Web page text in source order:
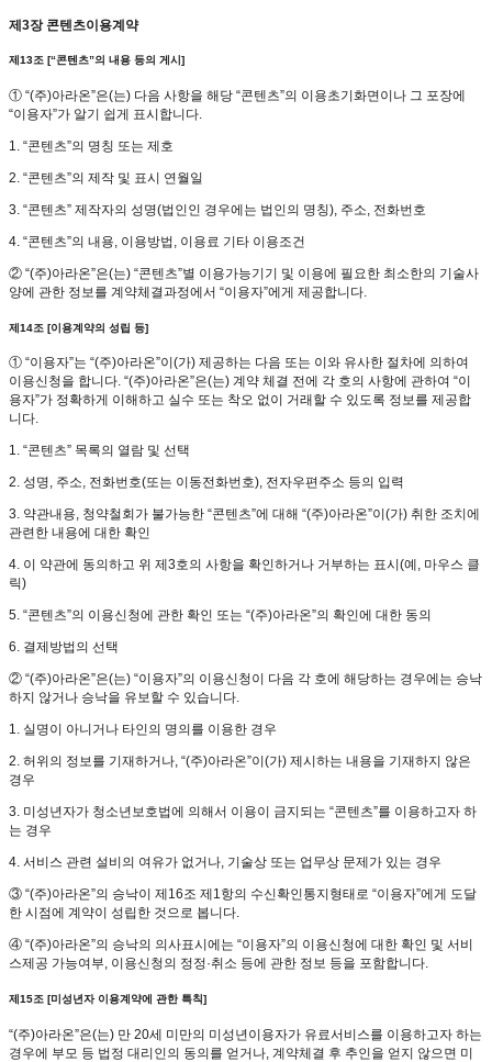
제3장 콘텐츠이용계약
제13조 [“콘텐츠”의 내용 등의 게시]
① “(주)아라온”은(는) 다음 사항을 해당 “콘텐츠”의 이용초기화면이나 그 포장에
“이용자”가 알기 쉽게 표시합니다.
1. “콘텐츠”의 명칭 또는 제호
2. “콘텐츠”의 제작 및 표시 연월일
3. “콘텐츠” 제작자의 성명(법인인 경우에는 법인의 명칭), 주소, 전화번호
4. “콘텐츠”의 내용, 이용방법, 이용료 기타 이용조건
② “(주)아라온”은(는) “콘텐츠”별 이용가능기기 및 이용에 필요한 최소한의 기술사
양에 관한 정보를 계약체결과정에서 “이용자”에게 제공합니다.
제14조 [이용계약의 성립 등]
① “이용자”는 “(주)아라온”이(가) 제공하는 다음 또는 이와 유사한 절차에 의하여
이용신청을 합니다. “(주)아라온”은(는) 계약 체결 전에 각 호의 사항에 관하여 “이
용자”가 정확하게 이해하고 실수 또는 착오 없이 거래할 수 있도록 정보를 제공합
니다.
1. “콘텐츠” 목록의 열람 및 선택
2. 성명, 주소, 전화번호(또는 이동전화번호), 전자우편주소 등의 입력
3. 약관내용, 청약철회가 불가능한 “콘텐츠”에 대해 “(주)아라온”이(가) 취한 조치에
관련한 내용에 대한 확인
4. 이 약관에 동의하고 위 제3호의 사항을 확인하거나 거부하는 표시(예, 마우스 클
릭)
5. “콘텐츠”의 이용신청에 관한 확인 또는 “(주)아라온”의 확인에 대한 동의
6. 결제방법의 선택
② “(주)아라온”은(는) “이용자”의 이용신청이 다음 각 호에 해당하는 경우에는 승낙
하지 않거나 승낙을 유보할 수 있습니다.
1. 실명이 아니거나 타인의 명의를 이용한 경우
2. 허위의 정보를 기재하거나, “(주)아라온”이(가) 제시하는 내용을 기재하지 않은
경우
3. 미성년자가 청소년보호법에 의해서 이용이 금지되는 “콘텐츠”를 이용하고자 하
는 경우
4. 서비스 관련 설비의 여유가 없거나, 기술상 또는 업무상 문제가 있는 경우
③ “(주)아라온”의 승낙이 제16조 제1항의 수신확인통지형태로 “이용자”에게 도달
한 시점에 계약이 성립한 것으로 봅니다.
④ “(주)아라온”의 승낙의 의사표시에는 “이용자”의 이용신청에 대한 확인 및 서비
스제공 가능여부, 이용신청의 정정·취소 등에 관한 정보 등을 포함합니다.
제15조 [미성년자 이용계약에 관한 특칙]
“(주)아라온”은(는) 만 20세 미만의 미성년이용자가 유료서비스를 이용하고자 하는
경우에 부모 등 법정 대리인의 동의를 얻거나, 계약체결 후 추인을 얻지 않으면 미